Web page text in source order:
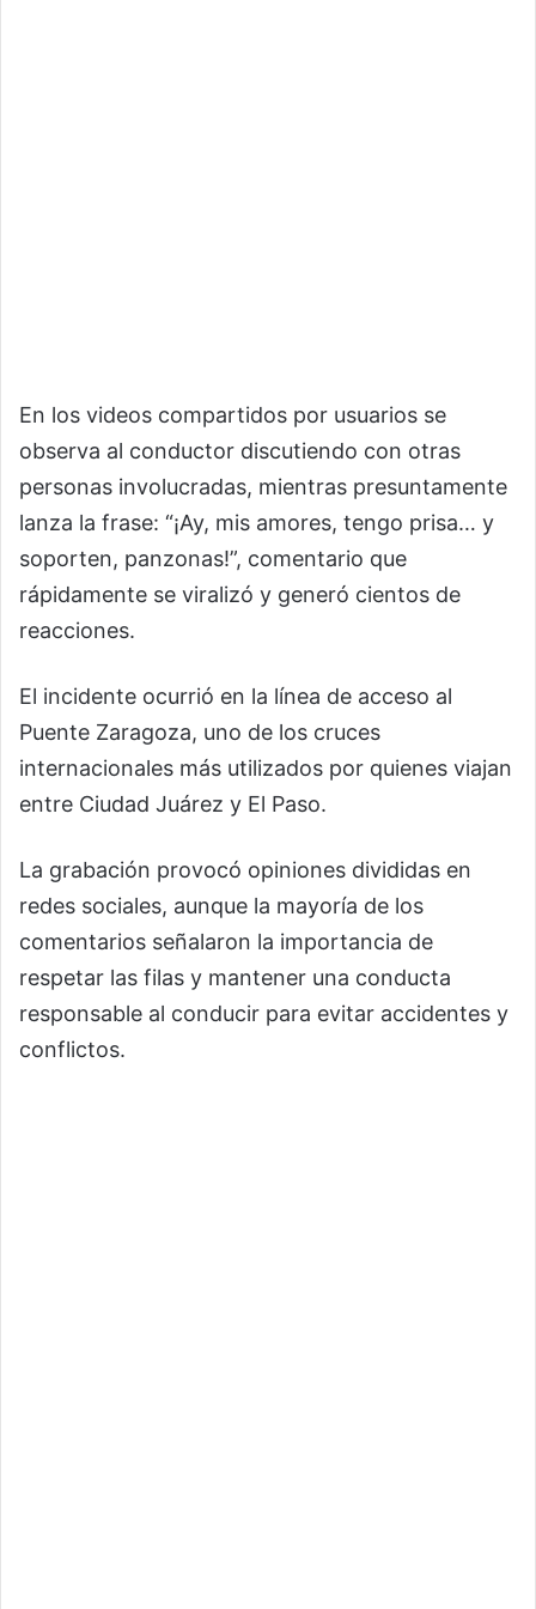
En los videos compartidos por usuarios se
observa al conductor discutiendo con otras
personas involucradas, mientras presuntamente
lanza la frase: “¡Ay, mis amores, tengo prisa… y
soporten, panzonas!”, comentario que
rápidamente se viralizó y generó cientos de
reacciones.
El incidente ocurrió en la línea de acceso al
Puente Zaragoza, uno de los cruces
internacionales más utilizados por quienes viajan
entre Ciudad Juárez y El Paso.
La grabación provocó opiniones divididas en
redes sociales, aunque la mayoría de los
comentarios señalaron la importancia de
respetar las filas y mantener una conducta
responsable al conducir para evitar accidentes y
conflictos.